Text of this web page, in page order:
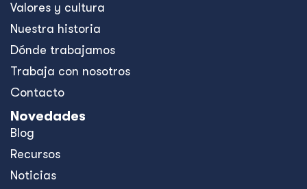
Valores y cultura
Nuestra historia
Dónde trabajamos
Trabaja con nosotros
Contacto
Novedades
Blog
Recursos
Noticias